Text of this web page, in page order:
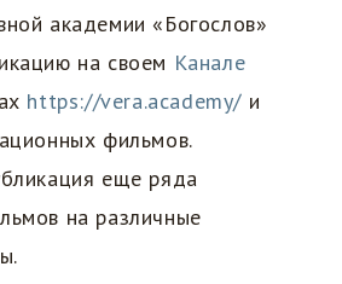
академии «Богослов»
на своем Канале
https://vera.academy/ и
фильмов.
еще ряда
на различные